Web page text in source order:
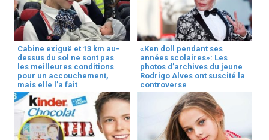
Cabine exiguë et 13 km au-
dessus du sol ne sont pas
les meilleures conditions
pour un accouchement,
mais elle l’a fait
«Ken doll pendant ses
années scolaires»: Les
photos d’archives du jeune
Rodrigo Alves ont suscité la
controverse